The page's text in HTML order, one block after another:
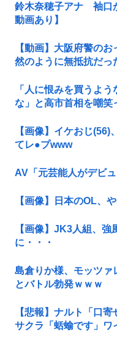
鈴木奈穂子アナ 袖口
動画あり】
【動画】大阪府警の
然のように無抵抗だっ
「人に恨みを買うよ
な」と高市首相を嘲笑
【画像】イケおじ(56)
てレ●プwww
AV「元芸能人がデビュ
【画像】日本のOL、
【画像】JK3人組、強
に・・・
島倉りか様、モッツァ
とバトル勃発ｗｗｗ
【悲報】ナルト「口
サクラ「蛞蝓です」ワ